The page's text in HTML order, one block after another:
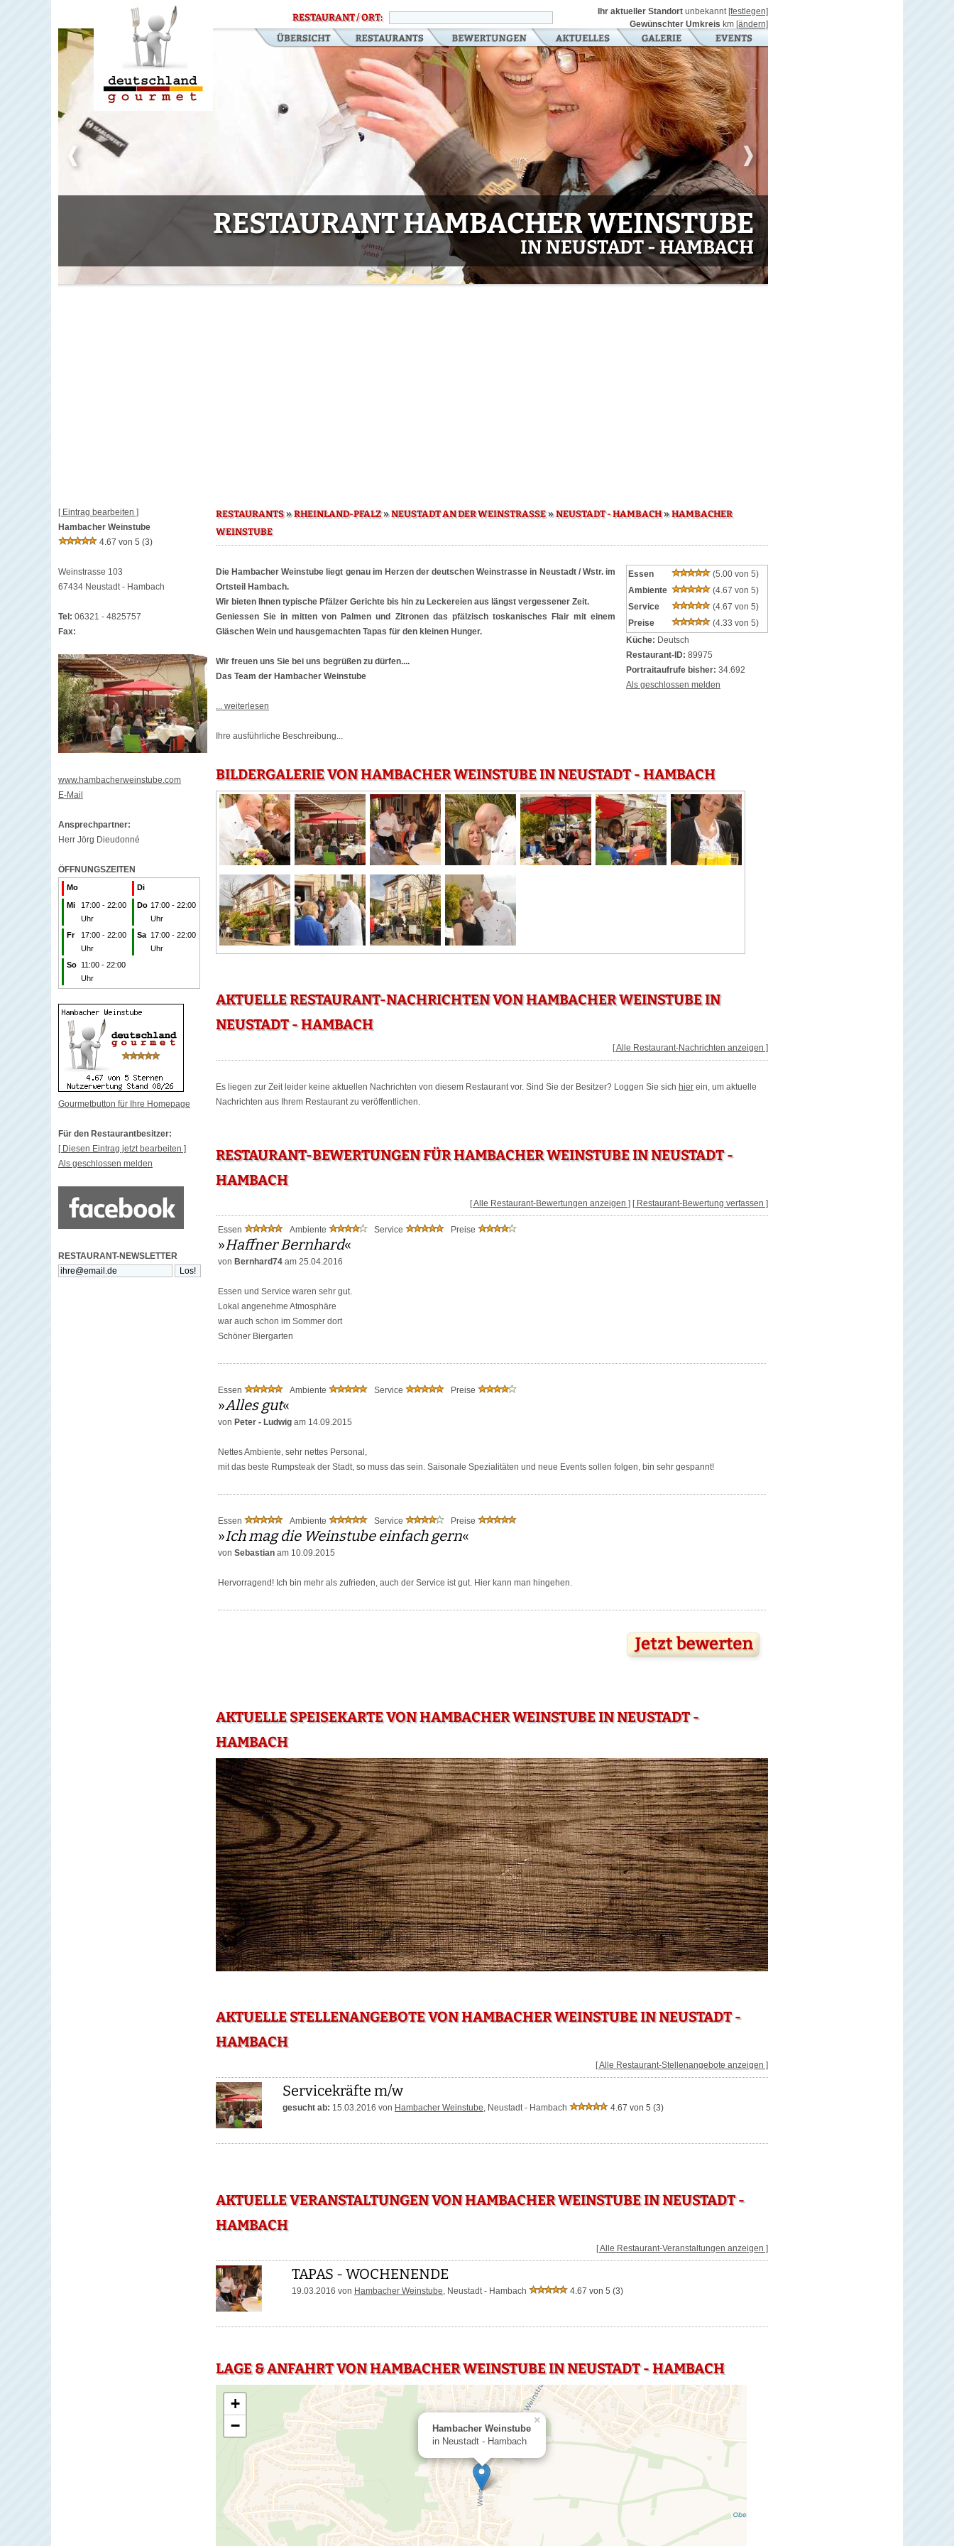
RESTAURANT / ORT:
Ihr aktueller Standort unbekannt [festlegen]
Gewünschter Umkreis km [ändern]
RESTAURANT HAMBACHER WEINSTUBE
IN NEUSTADT - HAMBACH
[ Eintrag bearbeiten ]
Hambacher Weinstube
4.67 von 5 (3)
Weinstrasse 103
67434 Neustadt - Hambach
Tel: 06321 - 4825757
Fax:
www.hambacherweinstube.com
E-Mail
Ansprechpartner:
Herr Jörg Dieudonné
ÖFFNUNGSZEITEN
Mo Di
Mi
17:00 - 22:00
Uhr
Do 17:00 - 22:00
Uhr
Fr
17:00 - 22:00
Uhr
Sa 17:00 - 22:00
Uhr
So 11:00 - 22:00
Uhr
Gourmetbutton für Ihre Homepage
Für den Restaurantbesitzer:
[ Diesen Eintrag jetzt bearbeiten ]
Als geschlossen melden
RESTAURANT-NEWSLETTER
RESTAURANTS»RHEINLAND-PFALZ»NEUSTADT AN DER WEINSTRASSE »NEUSTADT - HAMBACH»HAMBACHER
WEINSTUBE
Die Hambacher Weinstube liegt genau im Herzen der deutschen Weinstrasse in Neustadt / Wstr. im
Ortsteil Hambach.
Wir bieten Ihnen typische Pfälzer Gerichte bis hin zu Leckereien aus längst vergessener Zeit.
Geniessen Sie in mitten von Palmen und Zitronen das pfälzisch toskanisches Flair mit einem
Gläschen Wein und hausgemachten Tapas für den kleinen Hunger.
Wir freuen uns Sie bei uns begrüßen zu dürfen....
Das Team der Hambacher Weinstube
... weiterlesen
Ihre ausführliche Beschreibung...
Essen
(5.00 von 5)
Ambiente
(4.67 von 5)
Service
(4.67 von 5)
Preise
(4.33 von 5)
Küche: Deutsch
Restaurant-ID: 89975
Portraitaufrufe bisher: 34.692
Als geschlossen melden
BILDERGALERIE VON HAMBACHER WEINSTUBE IN NEUSTADT - HAMBACH
AKTUELLE RESTAURANT-NACHRICHTEN VON HAMBACHER WEINSTUBE IN
NEUSTADT - HAMBACH
[ Alle Restaurant-Nachrichten anzeigen ]
Es liegen zur Zeit leider keine aktuellen Nachrichten von diesem Restaurant vor. Sind Sie der Besitzer? Loggen Sie sich hier ein, um aktuelle
Nachrichten aus Ihrem Restaurant zu veröffentlichen.
RESTAURANT-BEWERTUNGEN FÜR HAMBACHER WEINSTUBE IN NEUSTADT -
HAMBACH
[ Alle Restaurant-Bewertungen anzeigen ] [ Restaurant-Bewertung verfassen ]
Essen Ambiente Service Preise
»Haffner Bernhard«
von Bernhard74 am 25.04.2016
Essen und Service waren sehr gut.
Lokal angenehme Atmosphäre
war auch schon im Sommer dort
Schöner Biergarten
Essen Ambiente Service Preise
»Alles gut«
von Peter - Ludwig am 14.09.2015
Nettes Ambiente, sehr nettes Personal,
mit das beste Rumpsteak der Stadt, so muss das sein. Saisonale Spezialitäten und neue Events sollen folgen, bin sehr gespannt!
Essen Ambiente Service Preise
»Ich mag die Weinstube einfach gern«
von Sebastian am 10.09.2015
Hervorragend! Ich bin mehr als zufrieden, auch der Service ist gut. Hier kann man hingehen.
AKTUELLE SPEISEKARTE VON HAMBACHER WEINSTUBE IN NEUSTADT -
HAMBACH
AKTUELLE STELLENANGEBOTE VON HAMBACHER WEINSTUBE IN NEUSTADT -
HAMBACH
[ Alle Restaurant-Stellenangebote anzeigen ]
Servicekräfte m/w
gesucht ab: 15.03.2016 von Hambacher Weinstube, Neustadt - Hambach 4.67 von 5 (3)
AKTUELLE VERANSTALTUNGEN VON HAMBACHER WEINSTUBE IN NEUSTADT -
HAMBACH
[ Alle Restaurant-Veranstaltungen anzeigen ]
TAPAS - WOCHENENDE
19.03.2016 von Hambacher Weinstube, Neustadt - Hambach 4.67 von 5 (3)
LAGE & ANFAHRT VON HAMBACHER WEINSTUBE IN NEUSTADT - HAMBACH
Hambacher Weinstube
in Neustadt - Hambach
×
+
−